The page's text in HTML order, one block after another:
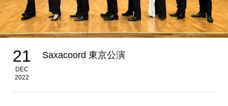
21
DEC
2022
Saxacoord 東京公演